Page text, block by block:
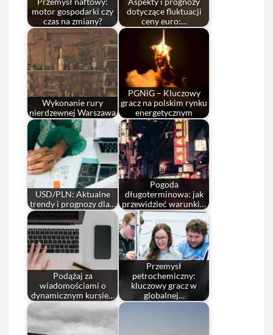
motor gospodarki czy
czas na zmiany?
dotyczące fluktuacji
ceny euro:…
Wykonanie rury
nierdzewnej Warszawa
PGNiG – Kluczowy
gracz na polskim rynku
energetycznym
USD/PLN: Aktualne
trendy i prognozy dla…
Pogoda
długoterminowa: jak
przewidzieć warunki…
Podążaj za
wiadomościami o
dynamicznym kursie…
Przemysł
petrochemiczny:
kluczowy gracz w
globalnej…